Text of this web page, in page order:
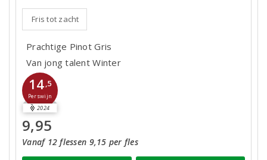
Fris tot zacht
Prachtige Pinot Gris
Van jong talent Winter
14,5
Perswijn
2024
9,95
Vanaf 12 flessen 9,15 per fles